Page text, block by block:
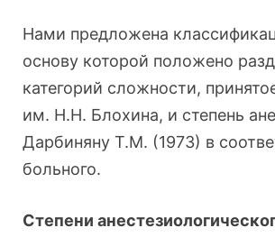
Нами предложена
основу которой положено
категорий сложности,
им. Н.Н. Блохина, и степень
Дарбиняну Т.М. (1973) в
больного.
Степени